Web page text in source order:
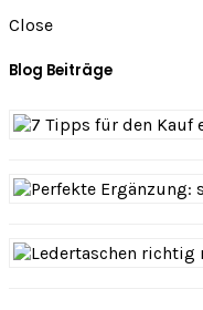
Close
Blog Beiträge